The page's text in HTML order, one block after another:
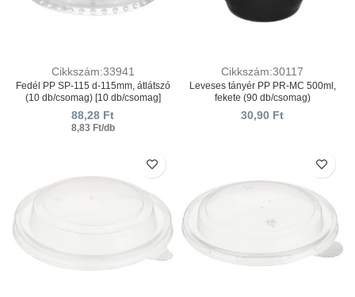
Cikkszám:33941
Fedél PP SP-115 d-115mm, átlátszó
(10 db/csomag) [10 db/csomag]
88,28 Ft
8,83 Ft/db
Cikkszám:30117
Leveses tányér PP PR-МС 500ml,
fekete (90 db/csomag)
30,90 Ft